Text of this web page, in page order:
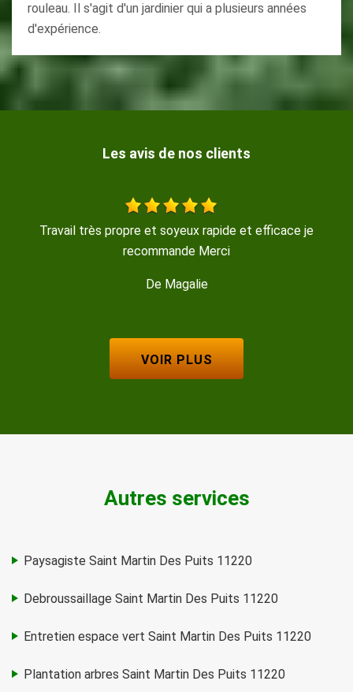
rouleau. Il s'agit d'un jardinier qui a plusieurs années
d'expérience.
Les avis de nos clients
très propre et soyeux rapide et efficace je
recommande Merci
VOIR PLUS
Autres services
Paysagiste Saint Martin Des Puits 11220
Debroussaillage Saint Martin Des Puits 11220
Entretien espace vert Saint Martin Des Puits 11220
Plantation arbres Saint Martin Des Puits 11220